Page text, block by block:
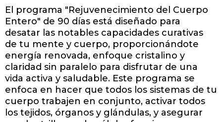
El programa "Rejuvenecimiento del Cuerpo
Entero" de 90 días está diseñado para
desatar las notables capacidades curativas
de tu mente y cuerpo, proporcionándote
energía renovada, enfoque cristalino y
claridad sin paralelo para disfrutar de una
vida activa y saludable​​. Este programa se
enfoca en hacer que todos los sistemas de tu
cuerpo trabajen en conjunto, activar todos
los tejidos, órganos y glándulas, y asegurar